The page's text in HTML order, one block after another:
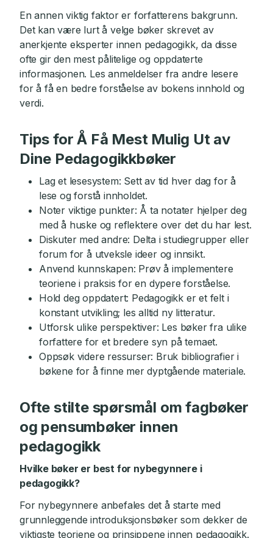
En annen viktig faktor er forfatterens bakgrunn.
Det kan være lurt å velge bøker skrevet av
anerkjente eksperter innen pedagogikk, da disse
ofte gir den mest pålitelige og oppdaterte
informasjonen. Les anmeldelser fra andre lesere
for å få en bedre forståelse av bokens innhold og
verdi.
Tips for Å Få Mest Mulig Ut av
Dine Pedagogikkbøker
Lag et lesesystem: Sett av tid hver dag for å
lese og forstå innholdet.
Noter viktige punkter: Å ta notater hjelper deg
med å huske og reflektere over det du har lest.
Diskuter med andre: Delta i studiegrupper eller
forum for å utveksle ideer og innsikt.
Anvend kunnskapen: Prøv å implementere
teoriene i praksis for en dypere forståelse.
Hold deg oppdatert: Pedagogikk er et felt i
konstant utvikling; les alltid ny litteratur.
Utforsk ulike perspektiver: Les bøker fra ulike
forfattere for et bredere syn på temaet.
Oppsøk videre ressurser: Bruk bibliografier i
bøkene for å finne mer dyptgående materiale.
Ofte stilte spørsmål om fagbøker
og pensumbøker innen
pedagogikk
Hvilke bøker er best for nybegynnere i
pedagogikk?
For nybegynnere anbefales det å starte med
grunnleggende introduksjonsbøker som dekker de
viktigste teoriene og prinsippene innen pedagogikk.